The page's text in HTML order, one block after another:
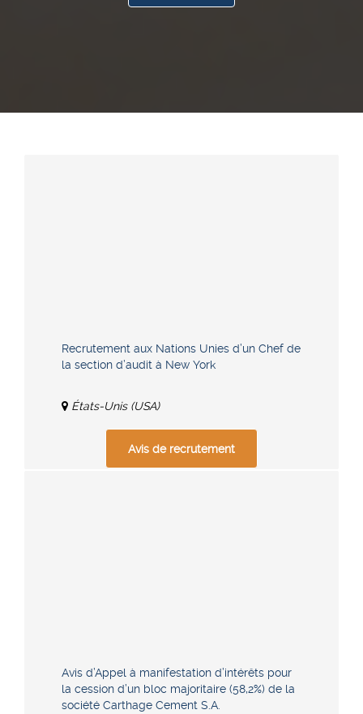
Recrutement aux Nations Unies d’un Chef de
la section d’audit à New York
États-Unis (USA)
Avis de recrutement
Avis d’Appel à manifestation d’intérêts pour
la cession d’un bloc majoritaire (58,2%) de la
société Carthage Cement S.A.